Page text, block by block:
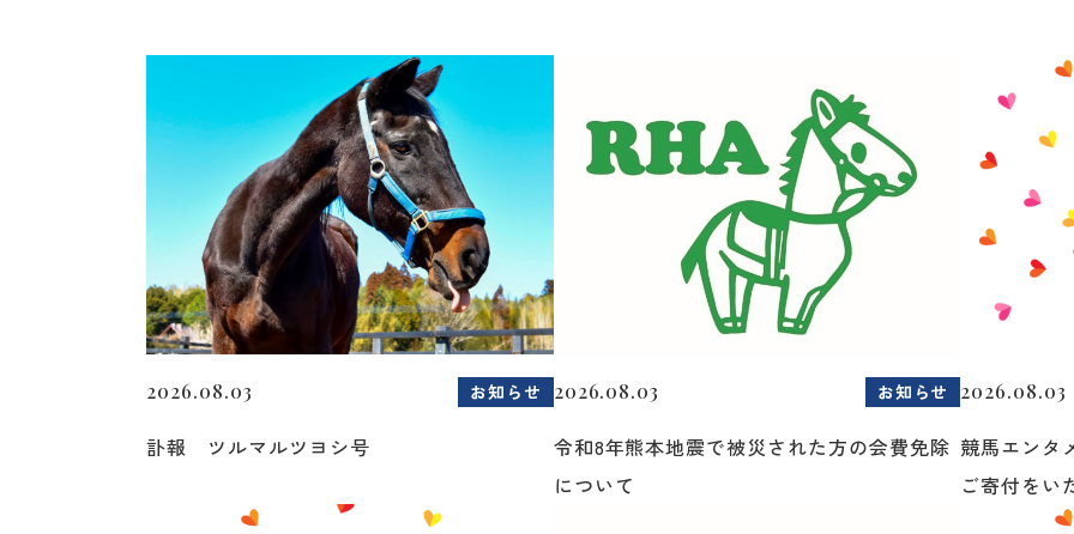
2026.08.03 お知らせ
訃報 ツルマルツヨシ号
2026.08.03 お知らせ
令和8年熊本地震で被災された方の会費免除
について
2026.08.03
競馬エンタ
ご寄付をい